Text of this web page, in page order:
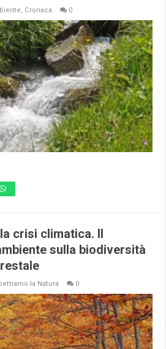
, Cronaca 0
crisi climatica. Il
sulla biodiversità
la Natura 0